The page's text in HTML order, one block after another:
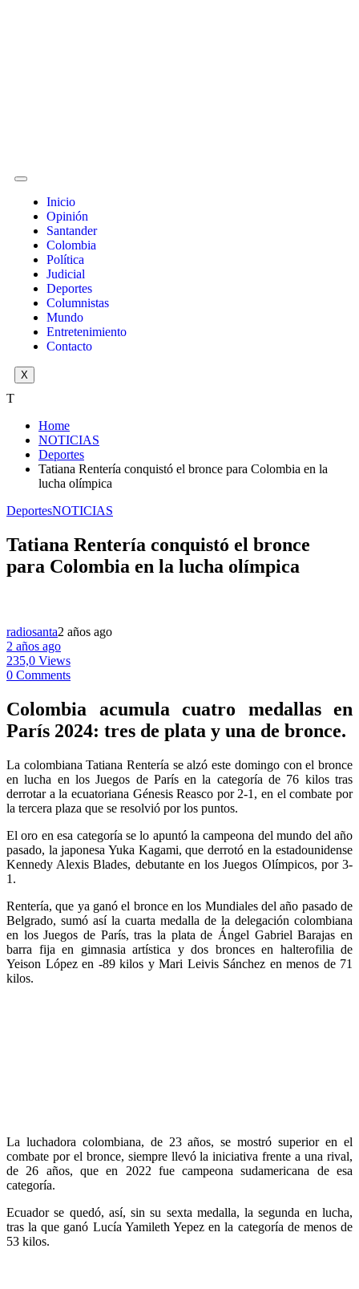
Inicio
Opinión
Santander
Colombia
Política
Judicial
Deportes
Columnistas
Mundo
Entretenimiento
Contacto
X
T
Home
NOTICIAS
Deportes
Tatiana Rentería conquistó el bronce para Colombia en la
lucha olímpica
DeportesNOTICIAS
Tatiana Rentería conquistó el bronce
para Colombia en la lucha olímpica
radiosanta2 años ago
2 años ago
235,0 Views
0 Comments
Colombia acumula cuatro medallas en
París 2024: tres de plata y una de bronce.
La colombiana Tatiana Rentería se alzó este domingo con el bronce
en lucha en los Juegos de París en la categoría de 76 kilos tras
derrotar a la ecuatoriana Génesis Reasco por 2-1, en el combate por
la tercera plaza que se resolvió por los puntos.
El oro en esa categoría se lo apuntó la campeona del mundo del año
pasado, la japonesa Yuka Kagami, que derrotó en la estadounidense
Kennedy Alexis Blades, debutante en los Juegos Olímpicos, por 3-
1.
Rentería, que ya ganó el bronce en los Mundiales del año pasado de
Belgrado, sumó así la cuarta medalla de la delegación colombiana
en los Juegos de París, tras la plata de Ángel Gabriel Barajas en
barra fija en gimnasia artística y dos bronces en halterofilia de
Yeison López en -89 kilos y Mari Leivis Sánchez en menos de 71
kilos.
La luchadora colombiana, de 23 años, se mostró superior en el
combate por el bronce, siempre llevó la iniciativa frente a una rival,
de 26 años, que en 2022 fue campeona sudamericana de esa
categoría.
Ecuador se quedó, así, sin su sexta medalla, la segunda en lucha,
tras la que ganó Lucía Yamileth Yepez en la categoría de menos de
53 kilos.